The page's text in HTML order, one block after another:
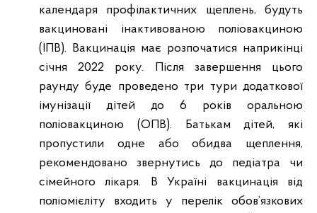
календаря профілактичних щеплень, будуть
вакциновані інактивованою поліовакциною
(ІПВ). Вакцинація має розпочатися наприкінці
січня 2022 року. Після завершення цього
раунду буде проведено три тури додаткової
імунізації дітей до 6 років оральною
поліовакциною (ОПВ). Батькам дітей, які
пропустили одне або обидва щеплення,
рекомендовано звернутись до педіатра чи
сімейного лікаря. В Україні вакцинація від
поліомієліту входить у перелік обов’язкових